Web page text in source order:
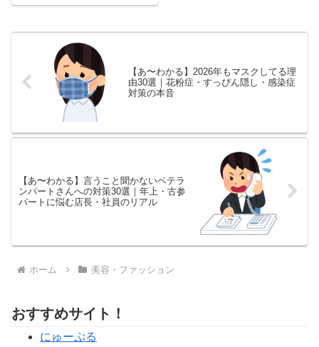
【あ〜わかる】2026年もマスクしてる理
由30選｜花粉症・すっぴん隠し・感染症
対策の本音
【あ〜わかる】言うこと聞かないベテラ
ンパートさんへの対策30選｜年上・古参
パートに悩む店長・社員のリアル
ホーム 美容・ファッション
おすすめサイト！
にゅーぷる